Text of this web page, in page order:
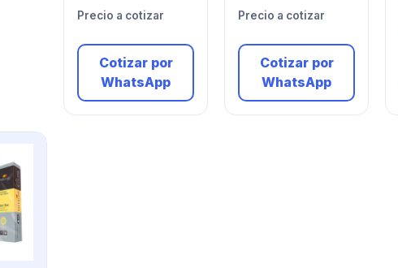
Precio a cotizar
Cotizar por
WhatsApp
Precio a cotizar
Cotizar por
WhatsApp